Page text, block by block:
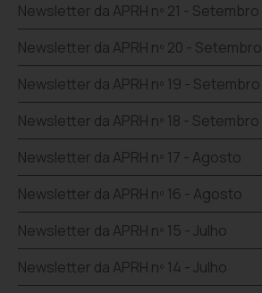
Newsletter da APRH nº 21 - Setembro
Newsletter da APRH nº 20 - Setembro
Newsletter da APRH nº 19 - Setembro
Newsletter da APRH nº 18 - Setembro
Newsletter da APRH nº 17 - Agosto
Newsletter da APRH nº 16 - Agosto
Newsletter da APRH nº 15 - Julho
Newsletter da APRH nº 14 - Julho